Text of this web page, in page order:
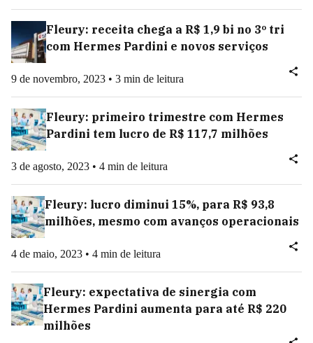
Fleury: receita chega a R$ 1,9 bi no 3º tri
com Hermes Pardini e novos serviços
9 de novembro, 2023 • 3 min de leitura
Fleury: primeiro trimestre com Hermes
Pardini tem lucro de R$ 117,7 milhões
3 de agosto, 2023 • 4 min de leitura
Fleury: lucro diminui 15%, para R$ 93,8
milhões, mesmo com avanços operacionais
4 de maio, 2023 • 4 min de leitura
Fleury: expectativa de sinergia com
Hermes Pardini aumenta para até R$ 220
milhões